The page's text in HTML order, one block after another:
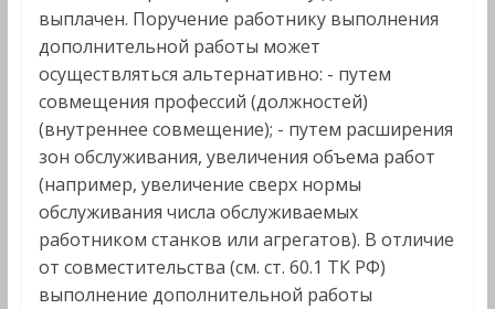
выплачен. Поручение работнику выполнения
дополнительной работы может
осуществляться альтернативно: - путем
совмещения профессий (должностей)
(внутреннее совмещение); - путем расширения
зон обслуживания, увеличения объема работ
(например, увеличение сверх нормы
обслуживания числа обслуживаемых
работником станков или агрегатов). В отличие
от совместительства (см. ст. 60.1 ТК РФ)
выполнение дополнительной работы